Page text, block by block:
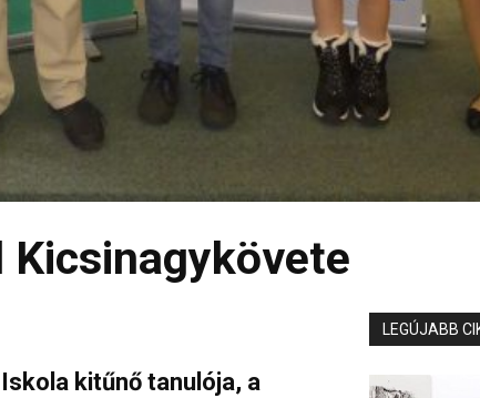
Kicsinagykövete
kitűnő tanulója, a
LEGÚJABB